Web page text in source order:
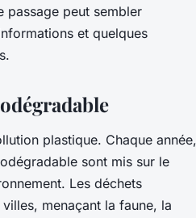
passage peut sembler
et quelques
plastique. Chaque année,
sont mis sur le
Les déchets
menaçant la faune, la